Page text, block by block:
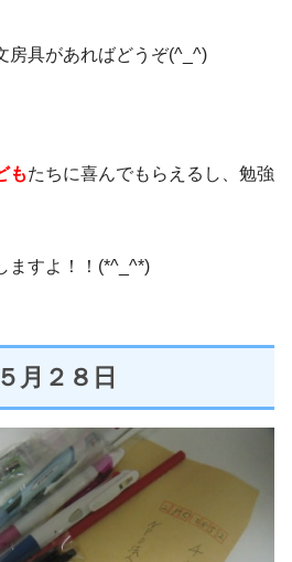
房具があればどうぞ(^_^)
もたちに喜んでもらえるし、勉強
ますよ！！(*^_^*)
月２８日